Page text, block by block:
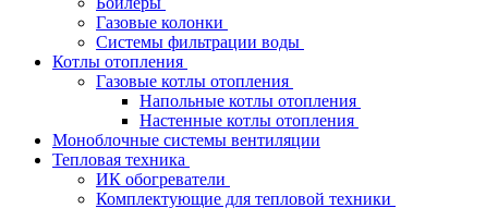
Газовые колонки
Системы фильтрации воды
Котлы отопления
Газовые котлы отопления
Напольные котлы отопления
Настенные котлы отопления
Моноблочные системы вентиляции
Тепловая техника
ИК обогреватели
Комплектующие для тепловой техники